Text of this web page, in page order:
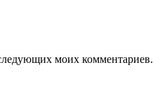
моих комментариев.